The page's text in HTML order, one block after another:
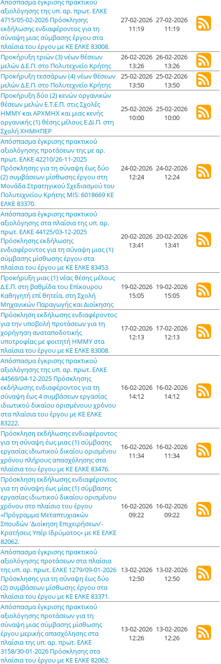
Απόσπασμα έγκρισης πρακτικού
αξιολόγησης της υπ. αρ. πρωτ. ΕΛΚΕ
4715/05-02-2026 Πρόσκλησης
εκδήλωσης ενδιαφέροντος για τη
σύναψη μιας σύμβασης έργου στα
πλαίσια του έργου με ΚΕ ΕΛΚΕ 83008.
27-02-2026
11:19
27-02-2026
11:19
Προκήρυξη τριών (3) νέων θέσεων
μελών Δ.Ε.Π. στο Πολυτεχνείο Κρήτης
26-02-2026
13:26
26-02-2026
13:26
Προκήρυξη τεσσάρων (4) νέων θέσεων
μελών Δ.Ε.Π. στο Πολυτεχνείο Κρήτης
25-02-2026
13:50
25-02-2026
13:50
Προκήρυξη δύο (2) κενών οργανικών
θέσεων μελών Ε.Τ.Ε.Π. στις Σχολές
ΗΜΜΥ και ΑΡΧΜΗΧ και μιας κενής
οργανικής (1) θέσης μέλους Ε.ΔΙ.Π. στη
Σχολή ΧΗΜΗΠΕΡ
25-02-2026
10:00
25-02-2026
10:00
Απόσπασμα έγκρισης πρακτικού
αξιολόγησης προτάσεων της με αρ.
πρωτ. ΕΛΚΕ 42210/26-11-2025
Πρόσκλησης για τη σύναψη έως δύο
(2) συμβάσεων μίσθωσης έργου στη
Μονάδα Στρατηγικού Σχεδιασμού του
Πολυτεχνείου Κρήτης MIS: 6018669 ΚΕ
ΕΛΚΕ 83370.
24-02-2026
12:24
24-02-2026
12:24
Απόσπασμα έγκρισης πρακτικού
αξιολόγησης στα πλαίσια της υπ. αρ.
πρωτ. ΕΛΚΕ 44125/03-12-2025
Πρόσκλησης εκδήλωσης
ενδιαφέροντος για τη σύναψη μιας (1)
σύμβασης μίσθωσης έργου στα
πλαίσια του έργου με ΚΕ ΕΛΚΕ 83453.
20-02-2026
13:41
20-02-2026
13:41
Προκήρυξη μιας (1) νέας θέσης μέλους
Δ.Ε.Π. στη βαθμίδα του Επίκουρου
Καθηγητή επί θητεία, στη Σχολή
Μηχανικών Παραγωγής και Διοίκησης
19-02-2026
15:05
19-02-2026
15:05
Πρόσκληση εκδήλωσης ενδιαφέροντος
για την υποβολή προτάσεων για τη
χορήγηση αναταποδοτικής
υποτροφίας με φοιτητή ΗΜΜΥ στα
πλαίσια του έργου με ΚΕ ΕΛΚΕ 83008.
17-02-2026
12:13
17-02-2026
12:13
Απόσπασμα έγκρισης πρακτικού
αξιολόγησης της υπ. αρ. πρωτ. ΕΛΚΕ
44569/04-12-2025 Πρόσκλησης
εκδήλωσης ενδιαφέροντος για τη
σύναψη έως 4 συμβάσεων εργασίας
ιδιωτικού δικαίου ορισμένουυ χρόνου
στα πλαίσια του έργου με ΚΕ ΕΛΚΕ
83222.
16-02-2026
14:12
16-02-2026
14:12
Πρόσκληση εκδήλωσης ενδιαφέροντος
για τη σύναψη έως μιας (1) σύμβασης
εργασίας ιδιωτικού δικαίου ορισμένου
χρόνου πλήρους απασχόλησης στα
πλαίσια του έργου με ΚΕ ΕΛΚΕ 83476.
16-02-2026
11:34
16-02-2026
11:34
Πρόσκληση εκδήλωσης ενδιαφέροντος
για τη σύναψη έως μίας (1) σύμβασης
εργασίας ιδιωτικού δικαίου ορισμένου
χρόνου στο πλαίσιο του έργου
«Πρόγραμμα Μεταπτυχιακών
Σπουδών 'Διοίκηση Επιχειρήσεων’-
Κρατήσεις Υπέρ Ιδρύματος» με ΚΕ ΕΛΚΕ
82062.
16-02-2026
09:22
16-02-2026
09:22
Απόσπασμα έγκρισης πρακτικού
αξιολόγησης προτάσεων στα πλαίσια
της υπ. αρ. πρωτ. ΕΛΚΕ 1279/09-01-2026
Πρόσκλησης για τη σύναψη έως δύο
(2) συμβάσεων μίσθωσης έργου στα
πλαίσια του έργου με ΚΕ ΕΛΚΕ 83371.
13-02-2026
12:50
13-02-2026
12:50
Απόσπασμα έγκρισης πρακτικού
αξιολόγησης προτάσεων για τη
σύναψη μιας σύμβασης μίσθωσης
έργου μερικής απασχόλησης στα
πλαίσια της υπ. αρ. πρωτ. ΕΛΚΕ
3158/30-01-2026 Πρόσκλησης στα
πλαίσια του έργου με ΚΕ ΕΛΚΕ 82062.
13-02-2026
12:26
13-02-2026
12:26